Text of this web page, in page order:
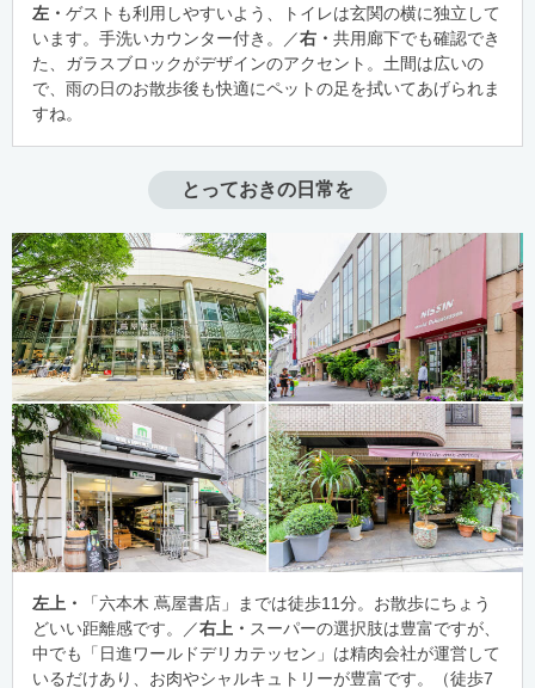
左・ ゲストも利用しやすいよう、トイレは玄関の横に独立して
います。手洗いカウンター付き。／右・ 共用廊下でも確認でき
た、ガラスブロックがデザインのアクセント。土間は広いの
で、雨の日のお散歩後も快適にペットの足を拭いてあげられま
すね。
とっておきの日常を
左上・
「六本木 蔦屋書店」までは徒歩11分。お散歩にちょう
どいい距離感です。／右上・ スーパーの選択肢は豊富ですが、
中でも「日進ワールドデリカテッセン」は精肉会社が運営して
いるだけあり、お肉やシャルキュトリーが豊富です。（徒歩7